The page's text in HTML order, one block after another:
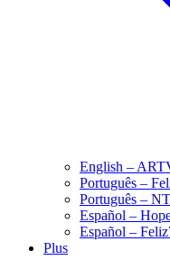
English –
Português –
Português –
Español –
Español –
Plus